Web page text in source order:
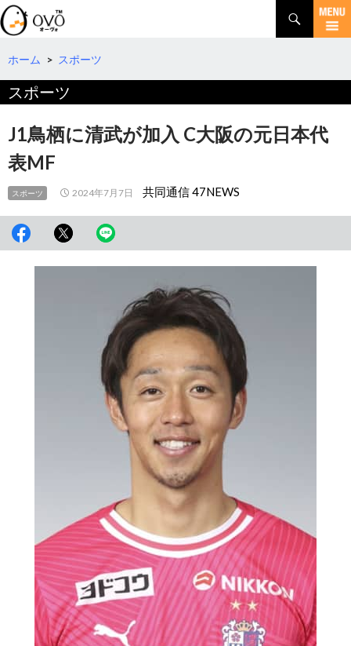
検
索
コ
テ
へ
動
ホーム > スポーツ
スポーツ
J1鳥栖に清武が加入 C大阪の元日本代
表MF
スポーツ 2024年7月7日 共同通信 47NEWS